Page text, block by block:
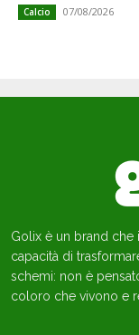
Calcio 07/08/2026
Golix è un brand che
capacità di
schemi: non è
coloro che vivono e